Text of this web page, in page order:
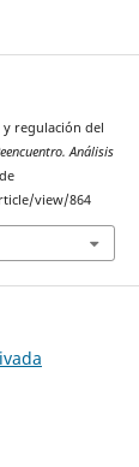
y regulación del
Análisis
view/864